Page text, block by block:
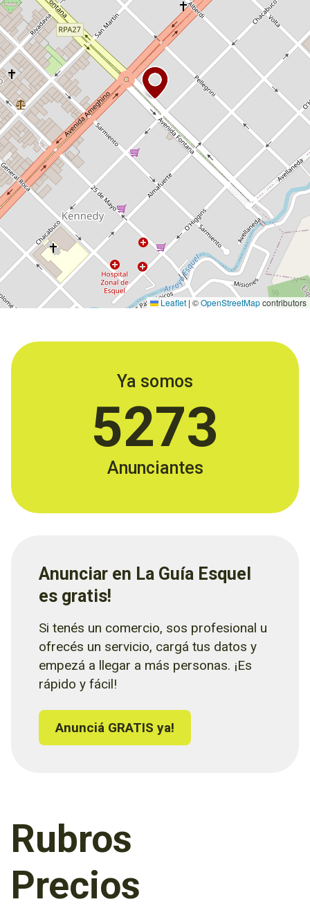
Leaflet | ©OpenStreetMapcontributors
Ya somos
5273
Anunciantes
Anunciar en La Guía Esquel
es gratis!
Si tenés un comercio, sos profesional u
ofrecés un servicio, cargá tus datos y
empezá a llegar a más personas. ¡Es
rápido y fácil!
Anunciá GRATIS ya!
Rubros
Precios